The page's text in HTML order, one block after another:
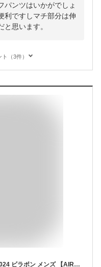
パンツはいかがでしょ
利ですしマチ部分は伸
思います。
（3件）
【SALE】【20%OFF】【送料無料】2024 ビラボン メンズ 【AIR LITE】 D BAH AIRLITE ボードショーツ/サーフトランクス STH 【2024年夏モデル】 全1色 28/30/32 BILLABONG